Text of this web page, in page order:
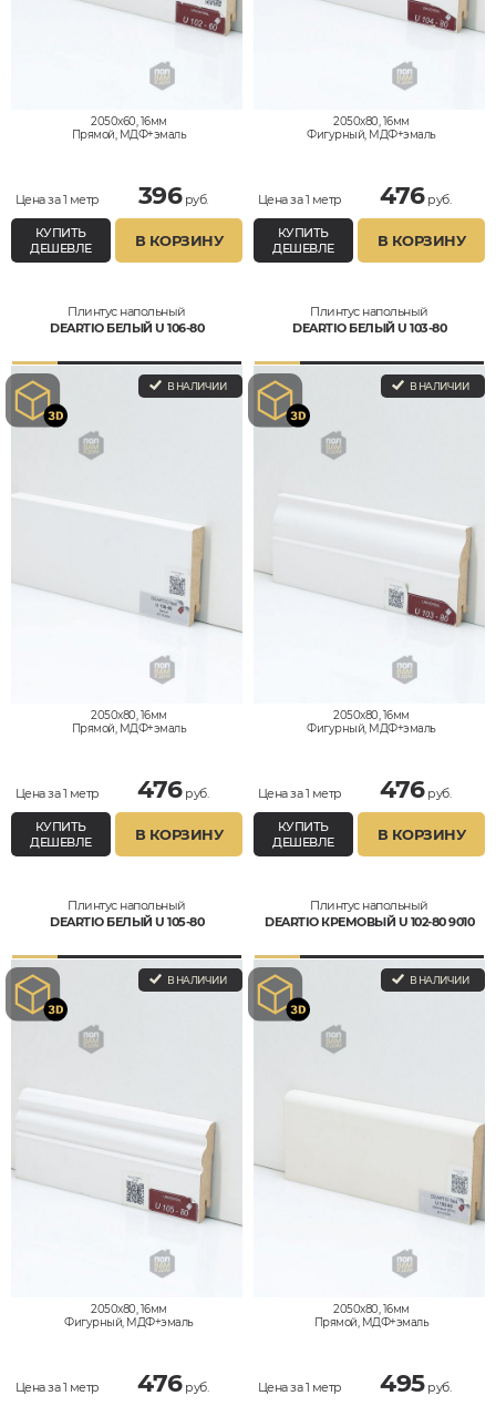
2050x60, 16мм
Прямой, МДФ+эмаль
Цена за 1 метр 396руб.
КУПИТЬ
ДЕШЕВЛЕ
В КОРЗИНУ
2050x80, 16мм
Фигурный, МДФ+эмаль
Цена за 1 метр 476руб.
КУПИТЬ
ДЕШЕВЛЕ
В КОРЗИНУ
Плинтус напольный
DEARTIO БЕЛЫЙ U 106-80
В НАЛИЧИИ
2050x80, 16мм
Прямой, МДФ+эмаль
Цена за 1 метр 476руб.
КУПИТЬ
ДЕШЕВЛЕ
В КОРЗИНУ
Плинтус напольный
DEARTIO БЕЛЫЙ U 103-80
В НАЛИЧИИ
2050x80, 16мм
Фигурный, МДФ+эмаль
Цена за 1 метр 476руб.
КУПИТЬ
ДЕШЕВЛЕ
В КОРЗИНУ
Плинтус напольный
DEARTIO БЕЛЫЙ U 105-80
В НАЛИЧИИ
2050x80, 16мм
Фигурный, МДФ+эмаль
Цена за 1 метр 476руб.
Плинтус напольный
DEARTIO КРЕМОВЫЙ U 102-80 9010
В НАЛИЧИИ
2050x80, 16мм
Прямой, МДФ+эмаль
Цена за 1 метр 495руб.